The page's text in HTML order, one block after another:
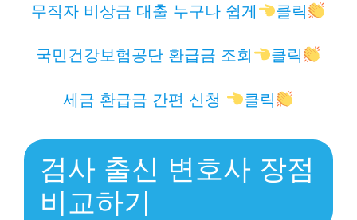
무직자 비상금 대출 누구나 쉽게 클릭
국민건강보험공단 환급금 조회 클릭
세금 환급금 간편 신청 클릭
검사 출신 변호사 장점
비교하기